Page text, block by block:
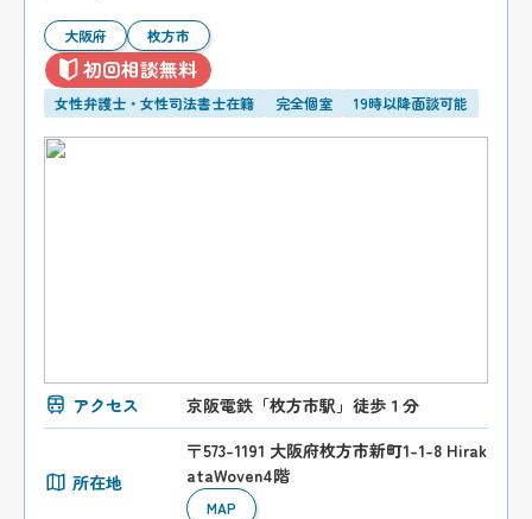
大阪府 枚方市
初回相談無料
女性弁護士・女性司法書士在籍 完全個室 19時以降面談可能
アクセス 京阪電鉄「枚方市駅」徒歩１分
所在地
〒573-1191 大阪府枚方市新町1-1-8 Hirak
ataWoven4階
MAP